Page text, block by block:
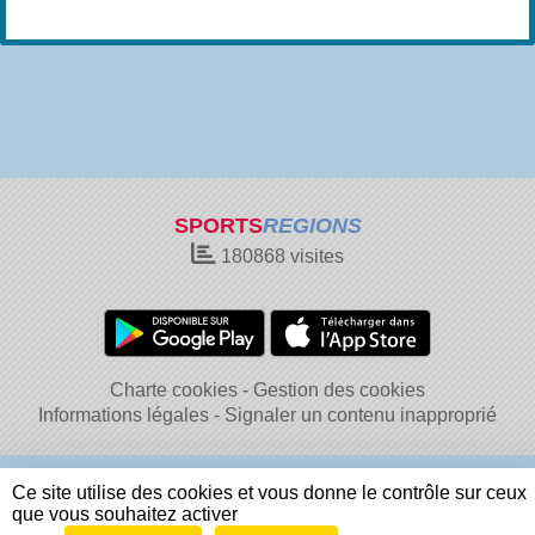
SPORTSREGIONS
180868 visites
Charte cookies
Gestion des cookies
Informations légales
Signaler un contenu inapproprié
Ce site utilise des cookies et vous donne le contrôle sur ceux
que vous souhaitez activer